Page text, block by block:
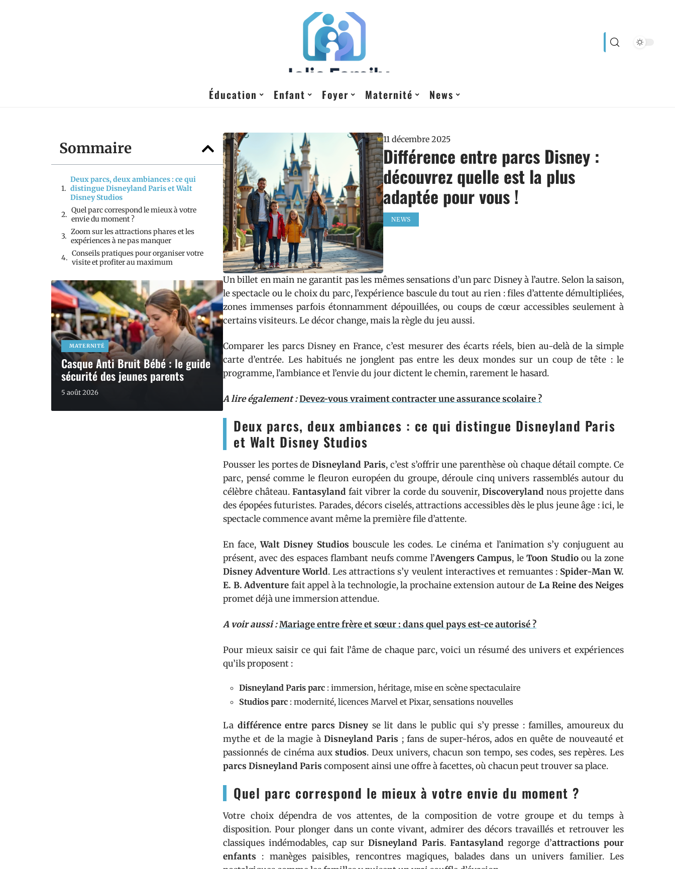
Éducation Enfant Foyer Maternité News
Sommaire
Deux parcs, deux ambiances : ce qui
distingue Disneyland Paris et Walt
Disney Studios
Quel parc correspond le mieux à votre
envie du moment ?
Zoom sur les attractions phares et les
expériences à ne pas manquer
Conseils pratiques pour organiser votre
visite et profiter au maximum
MATERNITÉ
Casque Anti Bruit Bébé : le guide
sécurité des jeunes parents
5 août 2026
11 décembre 2025
Différence entre parcs Disney :
découvrez quelle est la plus
adaptée pour vous !
NEWS
Un billet en main ne garantit pas les mêmes sensations d’un parc Disney à l’autre. Selon la saison,
le spectacle ou le choix du parc, l’expérience bascule du tout au rien : files d’attente démultipliées,
zones immenses parfois étonnamment dépouillées, ou coups de cœur accessibles seulement à
certains visiteurs. Le décor change, mais la règle du jeu aussi.
Comparer les parcs Disney en France, c’est mesurer des écarts réels, bien au-delà de la simple
carte d’entrée. Les habitués ne jonglent pas entre les deux mondes sur un coup de tête : le
programme, l’ambiance et l’envie du jour dictent le chemin, rarement le hasard.
A lire également :Devez-vous vraiment contracter une assurance scolaire ?
Deux parcs, deux ambiances : ce qui distingue Disneyland Paris
et Walt Disney Studios
Pousser les portes deDisneyland Paris, c’est s’offrir une parenthèse où chaque détail compte. Ce
parc, pensé comme le fleuron européen du groupe, déroule cinq univers rassemblés autour du
célèbre château.Fantasyland fait vibrer la corde du souvenir, Discoveryland nous projette dans
des épopées futuristes. Parades, décors ciselés, attractions accessibles dès le plus jeune âge : ici, le
spectacle commence avant même la première file d’attente.
En face,Walt Disney Studios bouscule les codes. Le cinéma et l’animation s’y conjuguent au
présent, avec des espaces flambant neufs comme l’Avengers Campus, le Toon Studioou la zone
Disney Adventure World. Les attractions s’y veulent interactives et remuantes : Spider-Man W.
E. B. Adventure fait appel à la technologie, la prochaine extension autour de La Reine des Neiges
promet déjà une immersion attendue.
A voir aussi :Mariage entre frère et sœur : dans quel pays est-ce autorisé ?
Pour mieux saisir ce qui fait l’âme de chaque parc, voici un résumé des univers et expériences
qu’ils proposent :
Disneyland Paris parc : immersion, héritage, mise en scène spectaculaire
Studios parc : modernité, licences Marvel et Pixar, sensations nouvelles
La différence entre parcs Disney se lit dans le public qui s’y presse : familles, amoureux du
mythe et de la magie àDisneyland Paris ; fans de super-héros, ados en quête de nouveauté et
passionnés de cinéma auxstudios. Deux univers, chacun son tempo, ses codes, ses repères. Les
parcs Disneyland Paris composent ainsi une offre à facettes, où chacun peut trouver sa place.
Quel parc correspond le mieux à votre envie du moment ?
Votre choix dépendra de vos attentes, de la composition de votre groupe et du temps à
disposition. Pour plonger dans un conte vivant, admirer des décors travaillés et retrouver les
classiques indémodables, cap surDisneyland Paris.Fantasyland regorge d’attractions pour
enfants : manèges paisibles, rencontres magiques, balades dans un univers familier. Les